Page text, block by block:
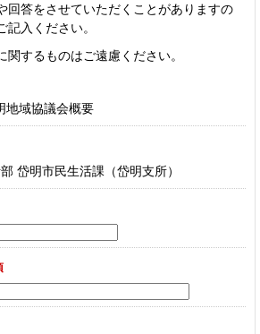
回答をさせていただくことがありますの
記入ください。
関するものはご遠慮ください。
地域協議会概要
岱明市民生活課（岱明支所）